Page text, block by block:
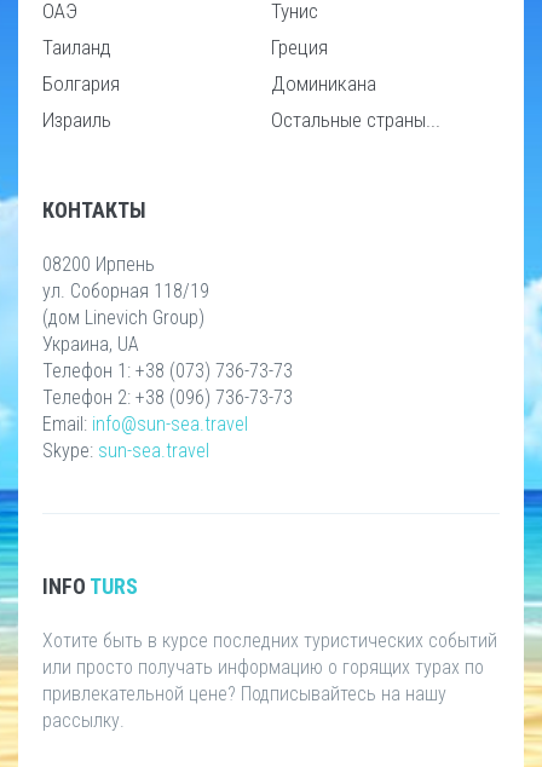
ОАЭ
Таиланд
Болгария
Израиль
Тунис
Греция
Доминикана
Остальные страны...
КОНТАКТЫ
08200 Ирпень
ул. Соборная 118/19
(дом Linevich Group)
Украина, UA
Телефон 1: +38 (073) 736-73-73
Телефон 2: +38 (096) 736-73-73
Email: info@sun-sea.travel
Skype: sun-sea.travel
INFO TURS
Хотите быть в курсе последних туристических событий
или просто получать информацию о горящих турах по
привлекательной цене? Подписывайтесь на нашу
рассылку.